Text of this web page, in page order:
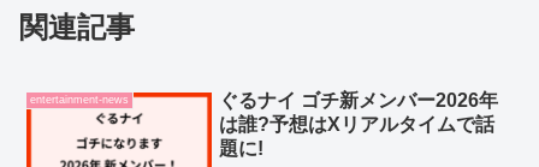
関連記事
entertainment-news
ぐるナイ ゴチ新メンバー2026年
は誰?予想はXリアルタイムで話
題に!